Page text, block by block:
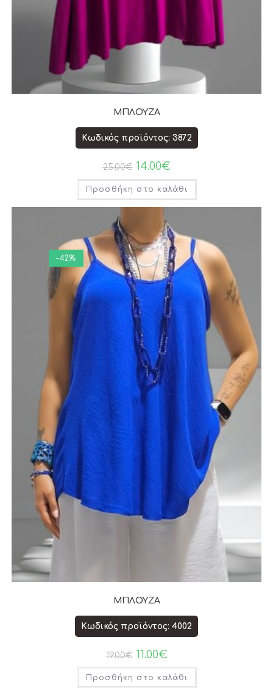
ΜΠΛΟΥΖΑ
Κωδικός προϊόντος: 3872
25.00€ 14.00€
Προσθήκη στο καλάθι
-42%
ΜΠΛΟΥΖΑ
Κωδικός προϊόντος: 4002
19.00€ 11.00€
Προσθήκη στο καλάθι